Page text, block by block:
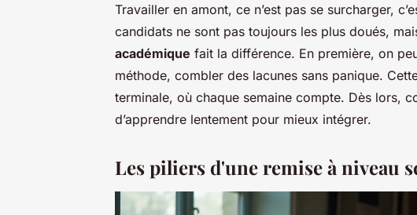
Travailler en amont, ce n’est pas se surcharger,
candidats ne sont pas toujours les plus doués,
académique fait la différence. En première, on
méthode, combler des lacunes sans panique.
terminale, où chaque semaine compte. Dès lors,
d’apprendre lentement pour mieux intégrer.
Les piliers d'une remise à niveau